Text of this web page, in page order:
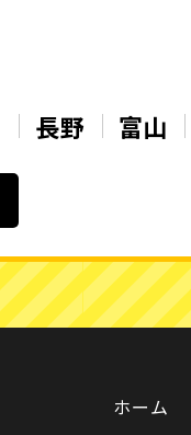
長野 富山
ホーム